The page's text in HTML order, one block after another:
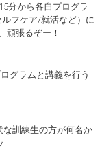
分から各自プログラ
フケア/就活など）に
頑張るぞー！
グラムと講義を行う
な訓練生の方が何名か